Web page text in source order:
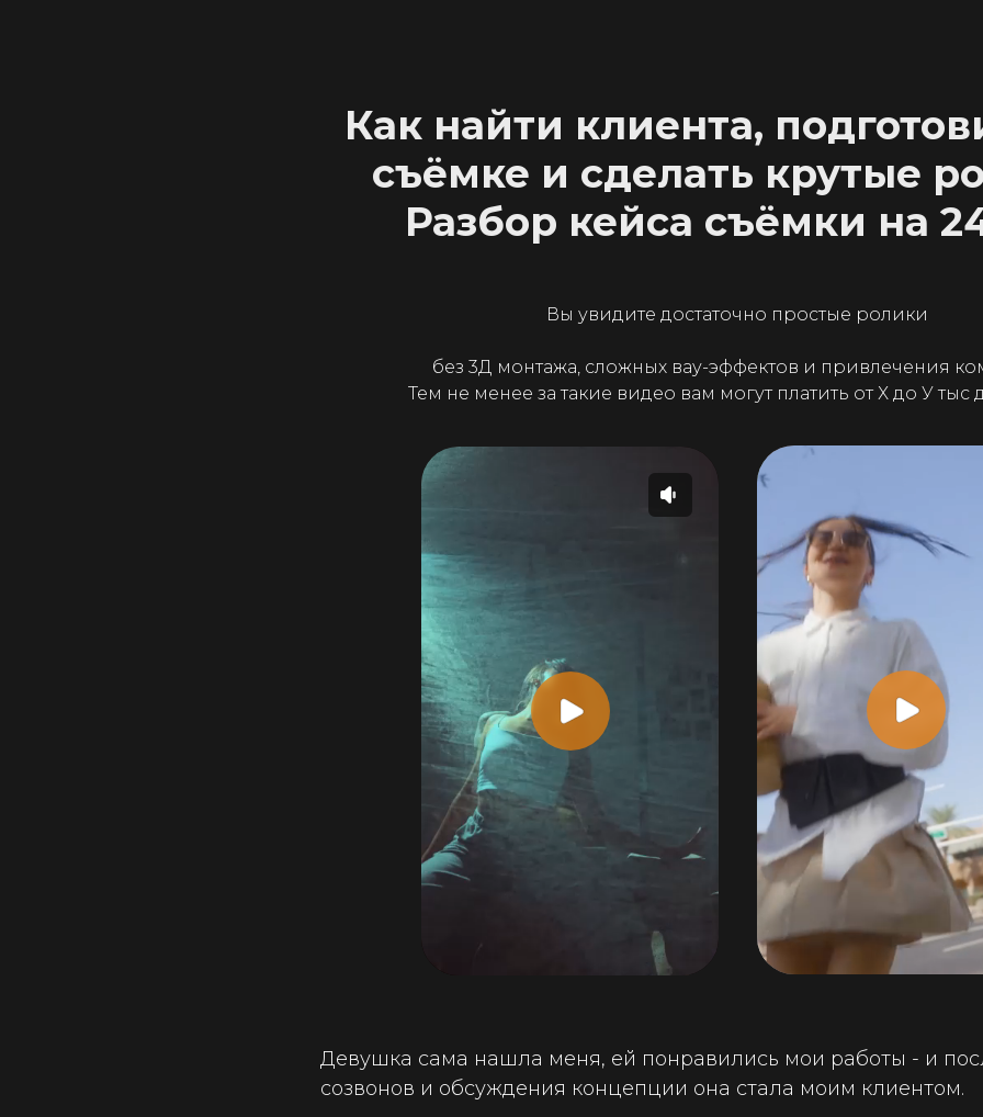
Как найти клиента,
съёмке и сделать крутые
Разбор кейса съёмки на
Вы увидите достаточно простые ролики
без 3Д монтажа, сложных вау-эффектов и привлечения
Тем не менее за такие видео вам могут платить от Х до У тыс
Девушка сама нашла меня, ей понравились мои работы - и
созвонов и обсуждения концепции она стала моим клиентом.